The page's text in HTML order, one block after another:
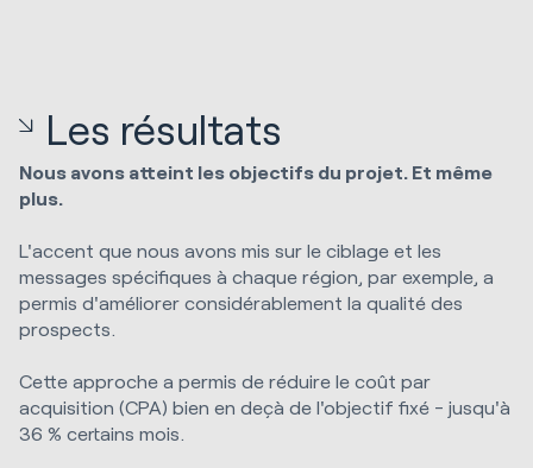
Les résultats
Nous avons atteint les objectifs du projet. Et même
plus.
L'accent que nous avons mis sur le ciblage et les
messages spécifiques à chaque région, par exemple, a
permis d'améliorer considérablement la qualité des
prospects.
Cette approche a permis de réduire le coût par
acquisition (CPA) bien en deçà de l'objectif fixé - jusqu'à
36 % certains mois.